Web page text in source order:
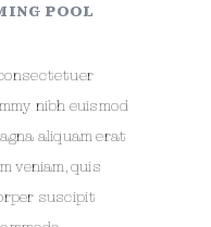
POOL
nibh euismod
aliquam erat
veniam, quis
suscipit